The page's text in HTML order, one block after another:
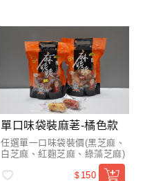
單口味袋裝麻荖-橘色款
任選單一口味袋裝價(黑芝麻、
白芝麻、紅麴芝麻、綠藻芝麻)
$ 150